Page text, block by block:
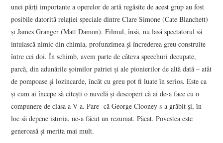
unei părţi importante a operelor de artă regăsite de acest grup au fost
posibile datorită relaţiei speciale dintre Clare Simone (Cate Blanchett)
şi James Granger (Matt Damon). Filmul, însă, nu lasă spectatorul să
intuiască nimic din chimia, profunzimea şi încrederea greu construite
între cei doi. În schimb, avem parte de câteva speechuri decupate,
parcă, din adunările şoimilor patriei şi ale pionierilor de altă dată – atât
de pompoase şi lozincarde, încât cu greu pot fi luate în serios. Este ca
şi cum ai începe să citeşti o nuvelă şi descoperi că ai de-a face cu o
compunere de clasa a V-a. Pare că George Clooney s-a grăbit şi, în
loc să depene istoria, ne-a făcut un rezumat. Păcat. Povestea este
generoasă şi merita mai mult.